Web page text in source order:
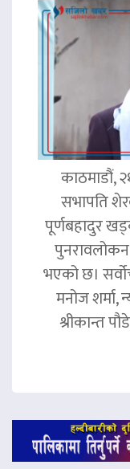
काठमाडौं,
सभापति
पूर्णबहादुर
पुनरावलोकन
भएको छ।
मनोज शर्मा,
श्रीकान्त